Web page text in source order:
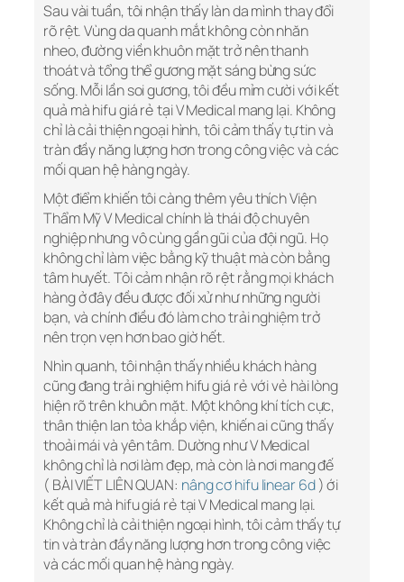
Sau vài tuần, tôi nhận thấy làn da mình thay đổi
rõ rệt. Vùng da quanh mắt không còn nhăn
nheo, đường viền khuôn mặt trở nên thanh
thoát và tổng thể gương mặt sáng bừng sức
sống. Mỗi lần soi gương, tôi đều mỉm cười với kết
quả mà hifu giá rẻ tại V Medical mang lại. Không
chỉ là cải thiện ngoại hình, tôi cảm thấy tự tin và
tràn đầy năng lượng hơn trong công việc và các
mối quan hệ hàng ngày.
Một điểm khiến tôi càng thêm yêu thích Viện
Thẩm Mỹ V Medical chính là thái độ chuyên
nghiệp nhưng vô cùng gần gũi của đội ngũ. Họ
không chỉ làm việc bằng kỹ thuật mà còn bằng
tâm huyết. Tôi cảm nhận rõ rệt rằng mọi khách
hàng ở đây đều được đối xử như những người
bạn, và chính điều đó làm cho trải nghiệm trở
nên trọn vẹn hơn bao giờ hết.
Nhìn quanh, tôi nhận thấy nhiều khách hàng
cũng đang trải nghiệm hifu giá rẻ với vẻ hài lòng
hiện rõ trên khuôn mặt. Một không khí tích cực,
thân thiện lan tỏa khắp viện, khiến ai cũng thấy
thoải mái và yên tâm. Dường như V Medical
không chỉ là nơi làm đẹp, mà còn là nơi mang đế
( BÀI VIẾT LIÊN QUAN: nâng cơ hifu linear 6d) ới
kết quả mà hifu giá rẻ tại V Medical mang lại.
Không chỉ là cải thiện ngoại hình, tôi cảm thấy tự
tin và tràn đầy năng lượng hơn trong công việc
và các mối quan hệ hàng ngày.